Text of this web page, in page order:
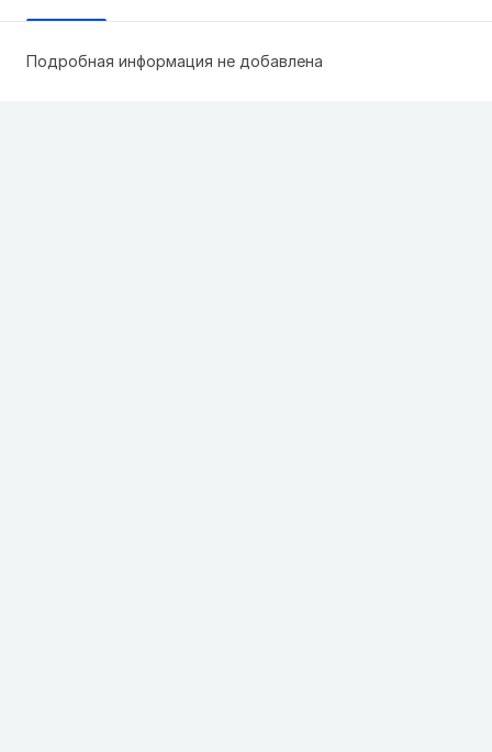
Подробная информация не добавлена